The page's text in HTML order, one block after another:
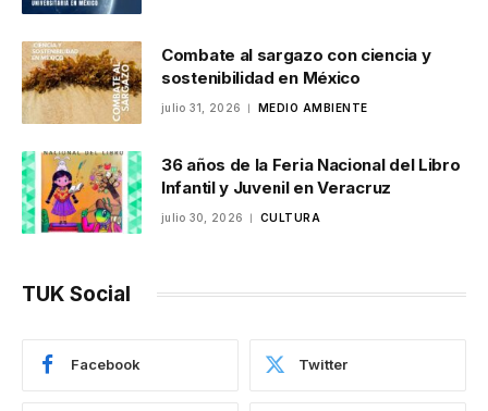
Combate al sargazo con ciencia y
sostenibilidad en México
julio 31, 2026 MEDIO AMBIENTE
36 años de la Feria Nacional del Libro
Infantil y Juvenil en Veracruz
julio 30, 2026 CULTURA
TUK Social
Facebook Twitter